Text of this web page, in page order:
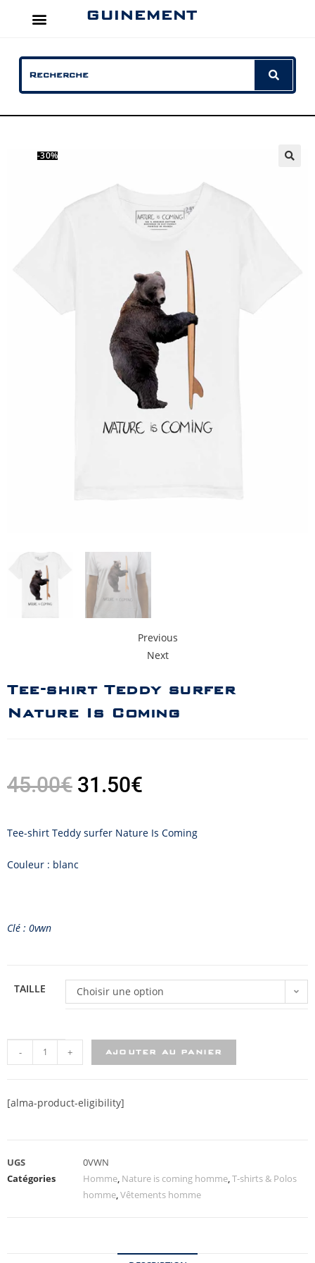
GUINEMENT
-30%
Previous
Next
Tee-shirt Teddy surfer
Nature Is Coming
45.00€ 31.50€
Tee-shirt Teddy surfer Nature Is Coming
Couleur : blanc
Clé : 0vwn
TAILLE Choisir une option
- + AJOUTER AU PANIER
[alma-product-eligibility]
UGS
0VWN
Catégories
Homme, Nature is coming homme,T-shirts & Polos
homme,Vêtements homme